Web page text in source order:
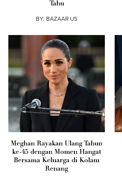
Tahu
BY: BAZAAR US
Meghan Rayakan Ulang Tahun
ke-45 dengan Momen Hangat
Bersama Keluarga di Kolam
Renang